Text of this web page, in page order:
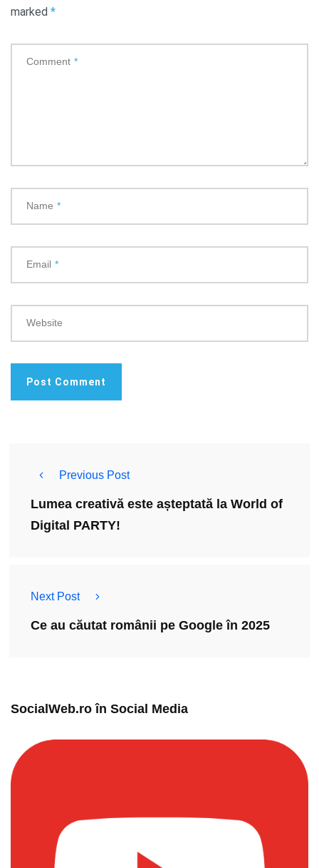
marked *
Comment *
Name *
Email *
Website
Previous Post
Lumea creativă este așteptată la World of
Digital PARTY!
Next Post
Ce au căutat românii pe Google în 2025
SocialWeb.ro în Social Media​